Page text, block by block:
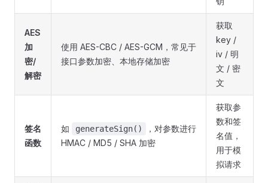
AES
加
密/
解密
使用 AES-CBC / AES-GCM，常见于
接口参数加密、本地存储加密
获取
key /
iv / 明
文 / 密
文
签名
函数
如 generateSign()
，对参数进行
HMAC / MD5 / SHA 加密
获取参
数和签
名值，
用于模
拟请求